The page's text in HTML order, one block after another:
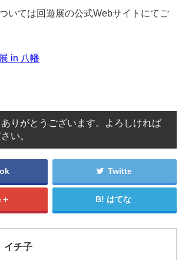
いては回遊展の公式Webサイトにてご
in 八幡
りがとうございます。よろしければ
い。
Twitte
はてな
イチ子